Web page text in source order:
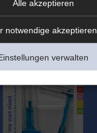
Alle akzeptieren
notwendige akzeptieren
verwalten